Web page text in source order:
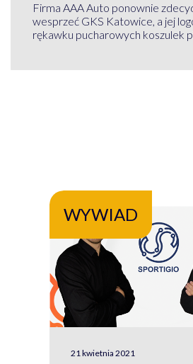
Firma AAA Auto ponownie
wesprzeć GKS Katowice, a jej
rękawku pucharowych koszulek
WYWIAD
21 kwietnia 2021